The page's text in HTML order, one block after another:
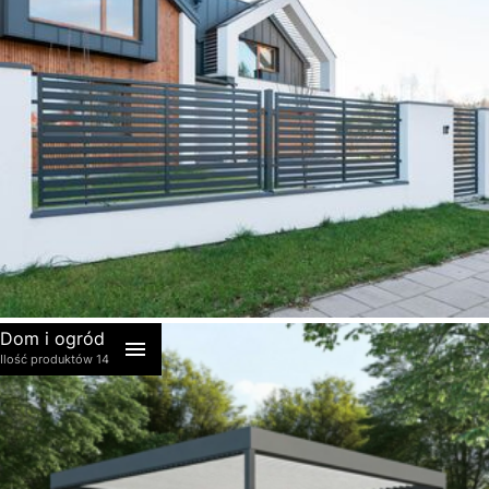
akcesoria
Dom i ogród
Ilość produktów 14